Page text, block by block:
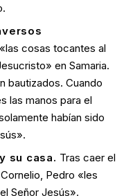
cosas tocantes al
en Samaria.
bautizados. Cuando
las manos para el
habían sido
su casa. Tras caer el
Pedro «les
Señor Jesús».